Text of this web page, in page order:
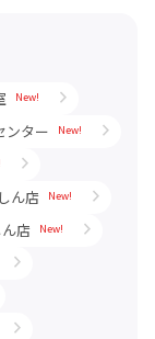
New!
ンター New!
ん店 New!
店 New!